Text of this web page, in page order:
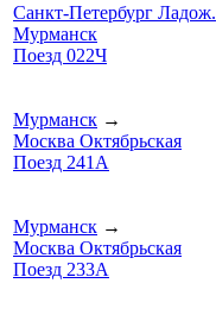
Санкт-Петербург Ладож.
Мурманск
Поезд 022Ч
Мурманск →
Москва Октябрьская
Поезд 241А
Мурманск →
Москва Октябрьская
Поезд 233А